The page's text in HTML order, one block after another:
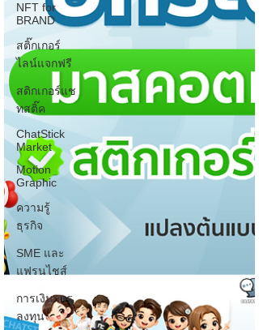
NFT for
BRAND
สติ๊กเกอร์
ไลน์แจกฟรี
สติกเกอร์แช
ทสติ๊ค
ChatStick
Market
Motion
Graphic
ความรู้
ธุรกิจ
SME และ
แฟรนไชส์
การเงินการ
ลงทุน